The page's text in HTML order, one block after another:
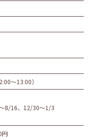
保険業
業
関連サービス業
～13:00）
8/16、12/30～1/3
円